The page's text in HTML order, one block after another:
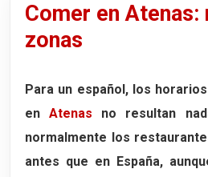
Comer en Atenas:
zonas
Para un español, los
enAtenas no resultan
normalmente los
antes que en España,